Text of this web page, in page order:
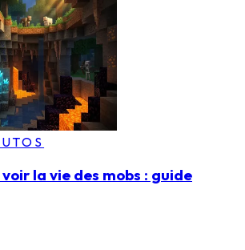
la vie des mobs : guide